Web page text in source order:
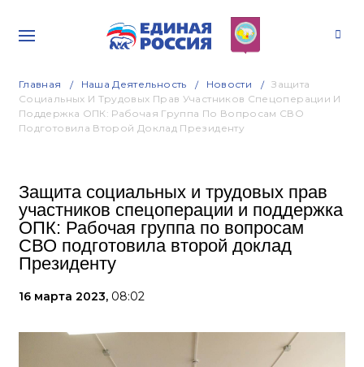
Главная Наша Деятельность Новости
Защита
Социальных И Трудовых Прав Участников Спецоперации И
Поддержка ОПК: Рабочая Группа По Вопросам СВО
Подготовила Второй Доклад Президенту
Защита социальных и трудовых прав
участников спецоперации и поддержка
ОПК: Рабочая группа по вопросам
СВО подготовила второй доклад
Президенту
16 марта 2023, 08:02